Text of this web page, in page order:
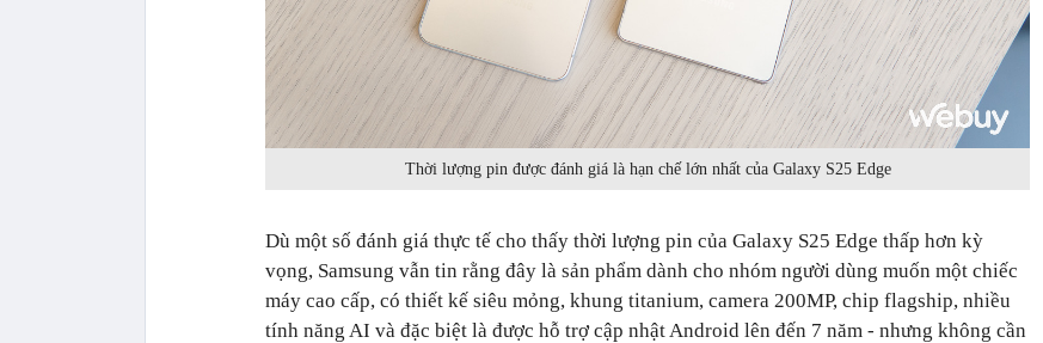
Thời lượng pin được đánh giá là hạn chế lớn nhất của Galaxy S25 Edge
Dù một số đánh giá thực tế cho thấy thời lượng pin của Galaxy S25 Edge thấp hơn kỳ
vọng, Samsung vẫn tin rằng đây là sản phẩm dành cho nhóm người dùng muốn một chiếc
máy cao cấp, có thiết kế siêu mỏng, khung titanium, camera 200MP, chip flagship, nhiều
tính năng AI và đặc biệt là được hỗ trợ cập nhật Android lên đến 7 năm - nhưng không cần